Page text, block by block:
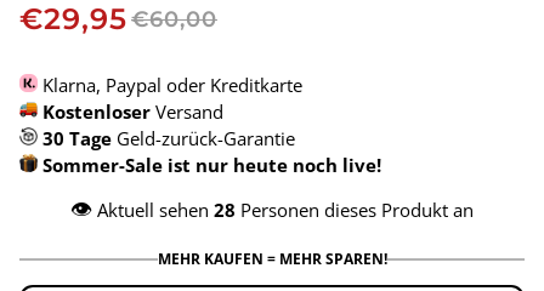
€29,95€60,00
Klarna, Paypal oder Kreditkarte
Kostenloser Versand
30 Tage Geld-zurück-Garantie
Sommer-Sale ist nur heute noch live!
👁️ Aktuell sehen 28 Personen dieses Produkt an
MEHR KAUFEN = MEHR SPAREN!